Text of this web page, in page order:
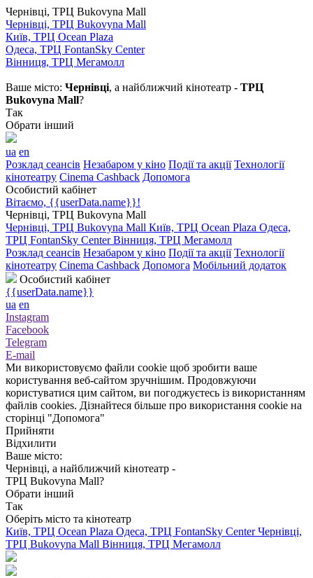
Чернівці, ТРЦ Bukovyna Mall
Чернівці, ТРЦ Bukovyna Mall
Київ, ТРЦ Ocean Plaza
Одеса, ТРЦ FontanSky Center
Вінниця, ТРЦ Мегамолл
Ваше місто: Чернівці, а найближчий кінотеатр - ТРЦ
Bukovyna Mall?
Так
Обрати інший
ua en
Розклад сеансів Незабаром у кіно Події та акції Технології
кінотеатру Cinema Cashback Допомога
Особистий кабінет
Вітаємо, {{userData.name}}!
Чернівці, ТРЦ Bukovyna Mall
Чернівці, ТРЦ Bukovyna Mall Київ, ТРЦ Ocean Plaza Одеса,
ТРЦ FontanSky CenterВінниця, ТРЦ Мегамолл
Розклад сеансів Незабаром у кіно Події та акції Технології
кінотеатру Cinema Cashback Допомога Мобільний додаток
Особистий кабінет
{{userData.name}}
ua en
Instagram
Facebook
Telegram
E-mail
Ми використовуємо файли cookie щоб зробити ваше
користування веб-сайтом зручнішим. Продовжуючи
користуватися цим сайтом, ви погоджуєтесь із використанням
файлів cookies. Дізнайтеся більше про використання cookie на
сторінці "Допомога"
Прийняти
Відхилити
Ваше місто:
Чернівці, а найближчий кінотеатр -
ТРЦ Bukovyna Mall?
Обрати інший
Так
Оберіть місто та кінотеатр
Київ, ТРЦ Ocean Plaza Одеса, ТРЦ FontanSky CenterЧернівці,
ТРЦ Bukovyna Mall Вінниця, ТРЦ Мегамолл